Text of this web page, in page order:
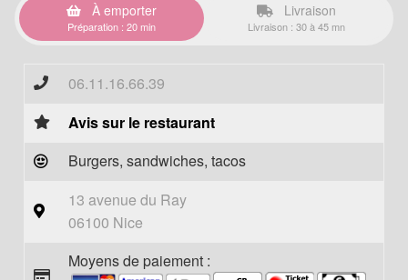
À emporter
Préparation : 20 min
Livraison
Livraison : 30 à 45 mn
06.11.16.66.39
Avis sur le restaurant
Burgers, sandwiches, tacos
13 avenue du Ray
06100 Nice
Moyens de paiement :